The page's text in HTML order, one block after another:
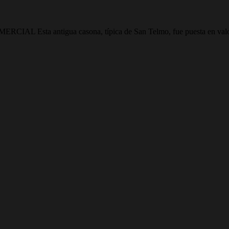
Esta antigua casona, típica de San Telmo, fue puesta en valor